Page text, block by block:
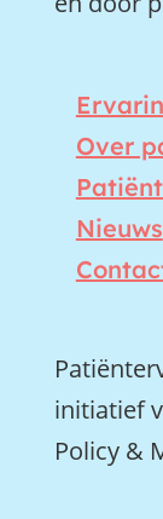
Over
Nieuws
initiatief
Policy &